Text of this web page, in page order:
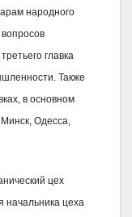
народного
главка
Также
в основном
Одесса,
цех
начальника цеха